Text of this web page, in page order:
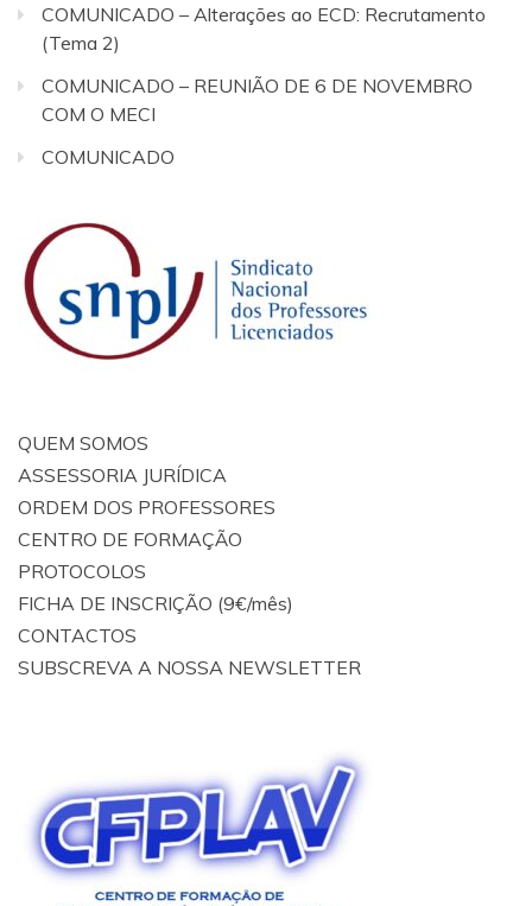
COMUNICADO – Alterações ao ECD: Recrutamento
(Tema 2)
COMUNICADO – REUNIÃO DE 6 DE NOVEMBRO
COM O MECI
COMUNICADO
QUEM SOMOS
ASSESSORIA JURÍDICA
ORDEM DOS PROFESSORES
CENTRO DE FORMAÇÃO
PROTOCOLOS
FICHA DE INSCRIÇÃO (9€/mês)
CONTACTOS
SUBSCREVA A NOSSA NEWSLETTER